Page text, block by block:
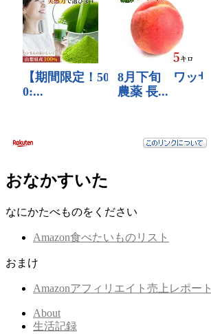
おなかすいた
なにかたべものをください
Amazon食べたいものリスト
おまけ
Amazonアフィリエイト売上レポート
About
生活記録